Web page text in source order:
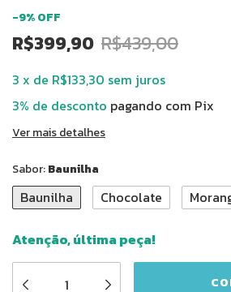
-9%OFF
R$399,90 R$439,00
3 x de R$133,30 sem juros
3% de desconto pagando com Pix
Ver mais detalhes
Sabor:Baunilha
Baunilha Chocolate
Atenção, última peça!